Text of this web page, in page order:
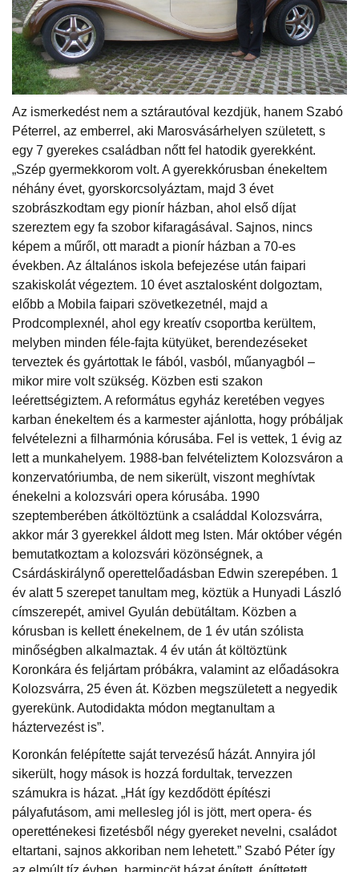
Az ismerkedést nem a sztárautóval kezdjük, hanem Szabó
Péterrel, az emberrel, aki Marosvásárhelyen született, s
egy 7 gyerekes családban nőtt fel hatodik gyerekként.
„Szép gyermekkorom volt. A gyerekkórusban énekeltem
néhány évet, gyorskorcsolyáztam, majd 3 évet
szobrászkodtam egy pionír házban, ahol első díjat
szereztem egy fa szobor kifaragásával. Sajnos, nincs
képem a műről, ott maradt a pionír házban a 70-es
években. Az általános iskola befejezése után faipari
szakiskolát végeztem. 10 évet asztalosként dolgoztam,
előbb a Mobila faipari szövetkezetnél, majd a
Prodcomplexnél, ahol egy kreatív csoportba kerültem,
melyben minden féle-fajta kütyüket, berendezéseket
terveztek és gyártottak le fából, vasból, műanyagból –
mikor mire volt szükség. Közben esti szakon
leérettségiztem. A református egyház keretében vegyes
karban énekeltem és a karmester ajánlotta, hogy próbáljak
felvételezni a filharmónia kórusába. Fel is vettek, 1 évig az
lett a munkahelyem. 1988-ban felvételiztem Kolozsváron a
konzervatóriumba, de nem sikerült, viszont meghívtak
énekelni a kolozsvári opera kórusába. 1990
szeptemberében átköltöztünk a családdal Kolozsvárra,
akkor már 3 gyerekkel áldott meg Isten. Már október végén
bemutatkoztam a kolozsvári közönségnek, a
Csárdáskirálynő operettelőadásban Edwin szerepében. 1
év alatt 5 szerepet tanultam meg, köztük a Hunyadi László
címszerepét, amivel Gyulán debütáltam. Közben a
kórusban is kellett énekelnem, de 1 év után szólista
minőségben alkalmaztak. 4 év után át költöztünk
Koronkára és feljártam próbákra, valamint az előadásokra
Kolozsvárra, 25 éven át. Közben megszületett a negyedik
gyerekünk. Autodidakta módon megtanultam a
háztervezést is”.
Koronkán felépítette saját tervezésű házát. Annyira jól
sikerült, hogy mások is hozzá fordultak, tervezzen
számukra is házat. „Hát így kezdődött építészi
pályafutásom, ami mellesleg jól is jött, mert opera- és
operetténekesi fizetésből négy gyereket nevelni, családot
eltartani, sajnos akkoriban nem lehetett.” Szabó Péter így